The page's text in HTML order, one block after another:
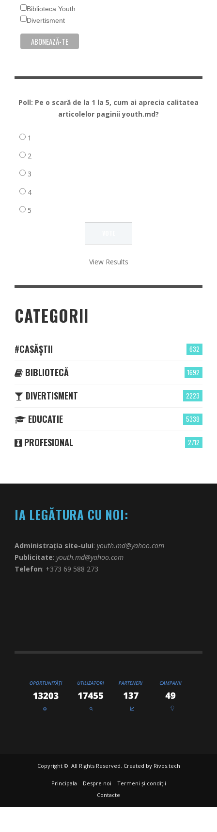
Biblioteca Youth
Divertisment
Poll: Pe o scară de la 1 la 5, cum ai aprecia calitatea
articolelor paginii youth.md?
1
2
3
4
5
View Results
CATEGORII
632
#CASĂȘTII
1692
BIBLIOTECĂ
2223
DIVERTISMENT
5339
EDUCATIE
2712
PROFESIONAL
IA LEGĂTURA CU NOI:
Administrația site-ului: youth.md@yahoo.com
Publicitate: youth.md@yahoo.com
Telefon: +373 69 588 273
Copyright ©. All Rights Reserved. Created by Rivos.tech
Principala Despre noi
Termeni și condiții
Contacte